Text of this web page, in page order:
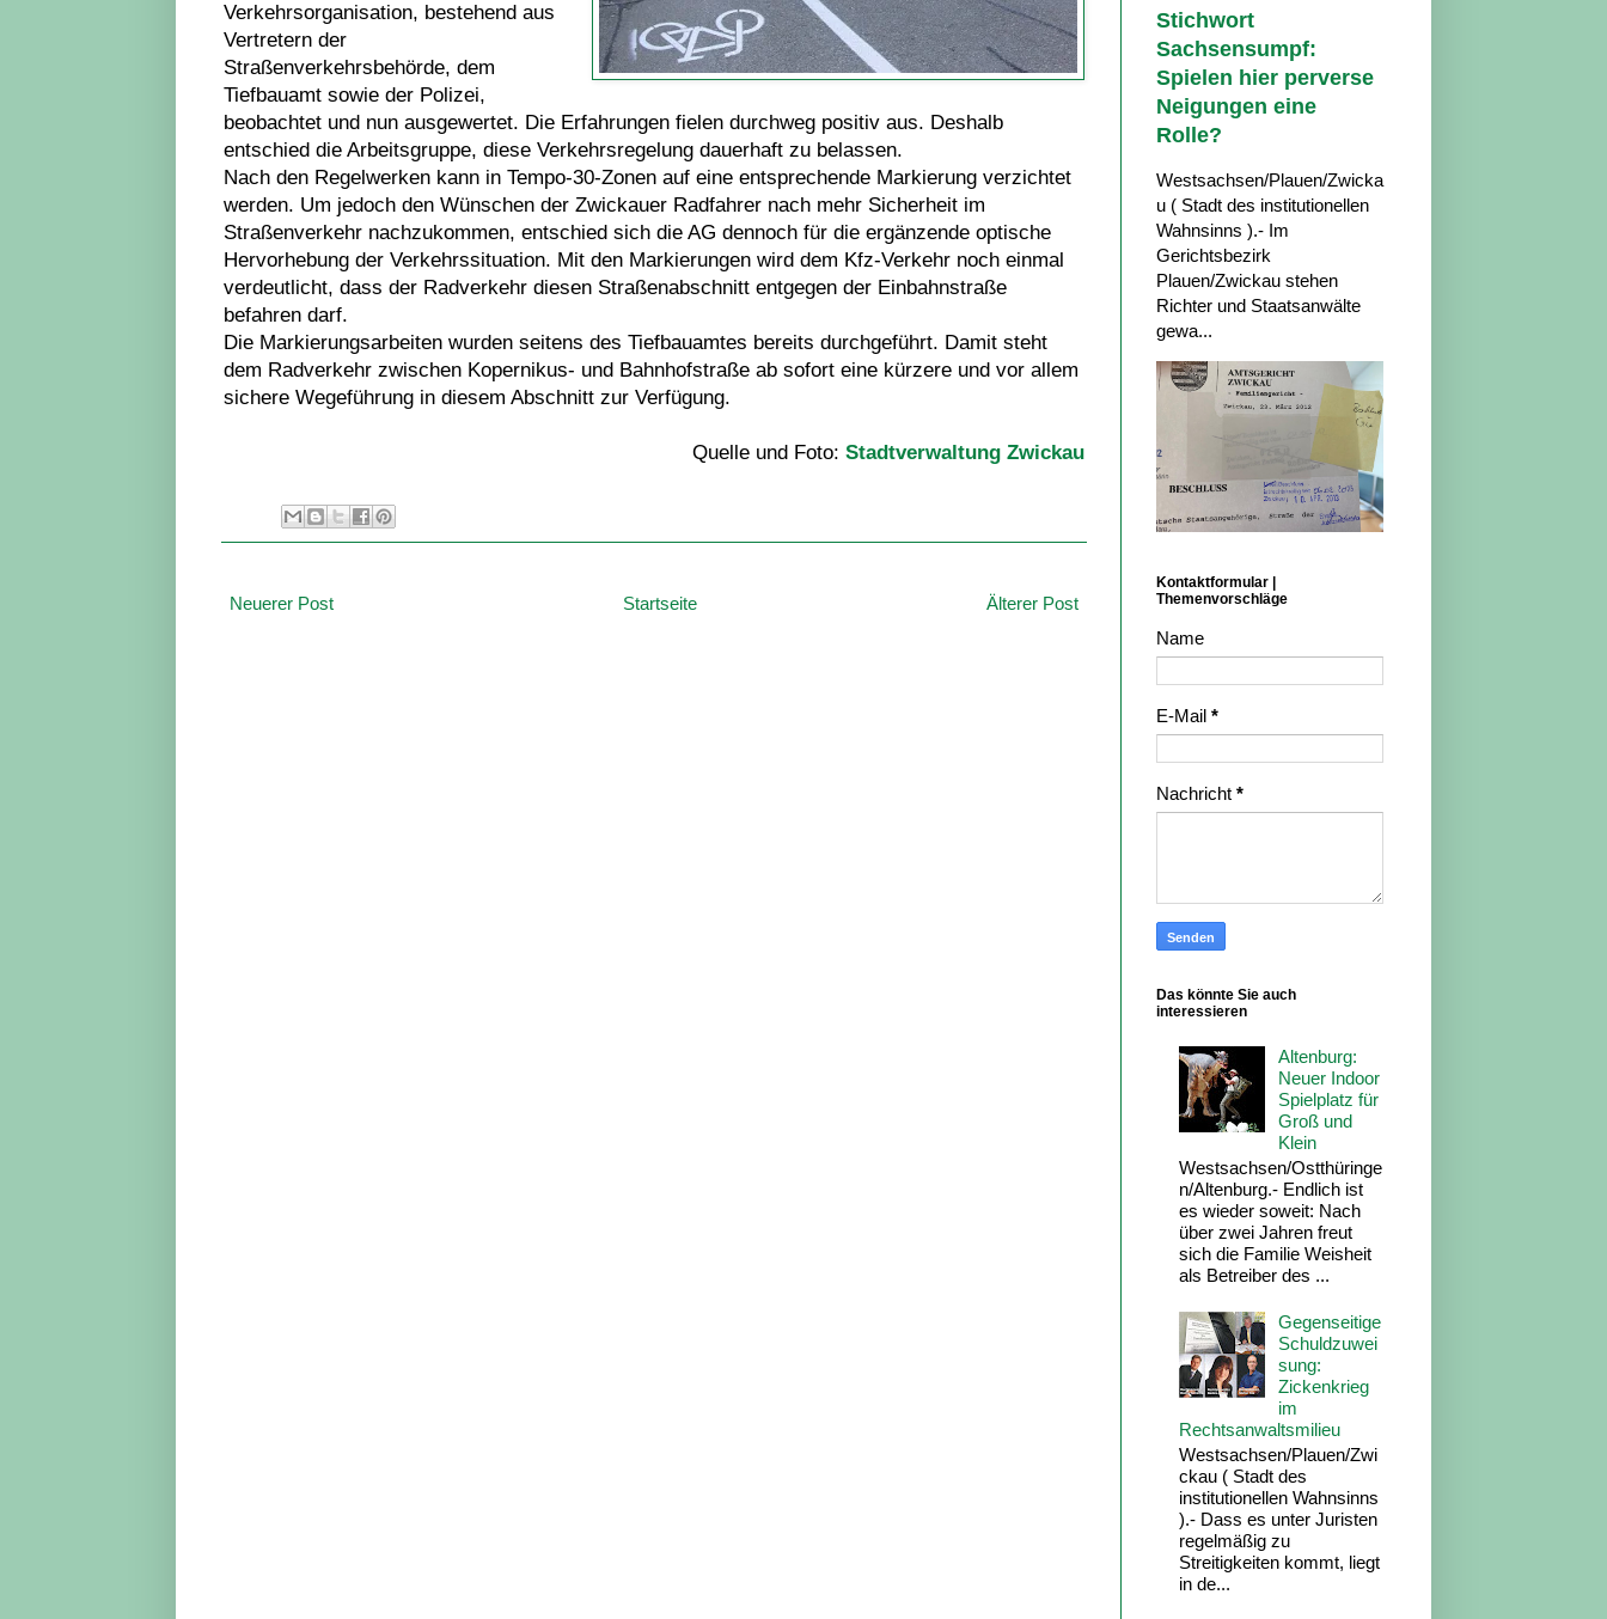
Verkehrsorganisation, bestehend aus
Vertretern der
Straßenverkehrsbehörde, dem
Tiefbauamt sowie der Polizei,
beobachtet und nun ausgewertet. Die Erfahrungen fielen durchweg positiv aus. Deshalb
entschied die Arbeitsgruppe, diese Verkehrsregelung dauerhaft zu belassen.
Nach den Regelwerken kann in Tempo-30-Zonen auf eine entsprechende Markierung verzichtet
werden. Um jedoch den Wünschen der Zwickauer Radfahrer nach mehr Sicherheit im
Straßenverkehr nachzukommen, entschied sich die AG dennoch für die ergänzende optische
Hervorhebung der Verkehrssituation. Mit den Markierungen wird dem Kfz-Verkehr noch einmal
verdeutlicht, dass der Radverkehr diesen Straßenabschnitt entgegen der Einbahnstraße
befahren darf.
Die Markierungsarbeiten wurden seitens des Tiefbauamtes bereits durchgeführt. Damit steht
dem Radverkehr zwischen Kopernikus- und Bahnhofstraße ab sofort eine kürzere und vor allem
sichere Wegeführung in diesem Abschnitt zur Verfügung.
Quelle und Foto: Stadtverwaltung Zwickau
Neuerer Post Älterer Post
Startseite
Stichwort
Sachsensumpf:
Spielen hier perverse
Neigungen eine
Rolle?
Westsachsen/Plauen/Zwicka
u ( Stadt des institutionellen
Wahnsinns ).- Im
Gerichtsbezirk
Plauen/Zwickau stehen
Richter und Staatsanwälte
gewa...
Kontaktformular |
Themenvorschläge
Name
E-Mail *
Nachricht *
Das könnte Sie auch
interessieren
Altenburg:
Neuer Indoor
Spielplatz für
Groß und
Klein
Westsachsen/Ostthüringe
n/Altenburg.- Endlich ist
es wieder soweit: Nach
über zwei Jahren freut
sich die Familie Weisheit
als Betreiber des ...
Gegenseitige
Schuldzuwei
sung:
Zickenkrieg
im
Rechtsanwaltsmilieu
Westsachsen/Plauen/Zwi
ckau ( Stadt des
institutionellen Wahnsinns
).- Dass es unter Juristen
regelmäßig zu
Streitigkeiten kommt, liegt
in de...